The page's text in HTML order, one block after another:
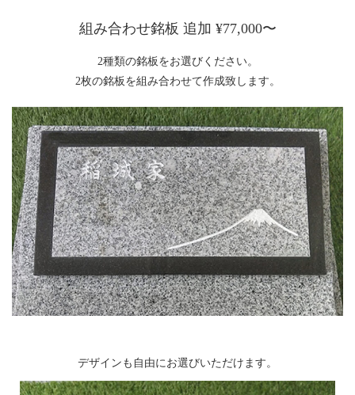
組み合わせ銘板 追加 ¥77,000〜
2種類の銘板をお選びください。
2枚の銘板を組み合わせて作成致します。
デザインも自由にお選びいただけます。